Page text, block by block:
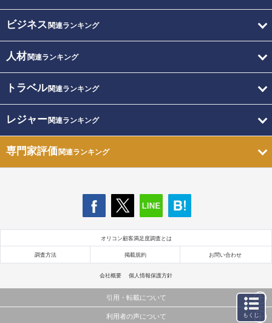
ビジネス 関連ランキング
人材関連ランキング
トラベル関連ランキング
レジャー関連ランキング
専門家評価関連ランキング
オリコン顧客満足度調査とは
調査方法 掲載規約 お問い合わせ
会社概要 個人情報保護方針
引用・転載について
当サイトで公開されている情報（文字、写真、イラスト、画像データ等）及びこれらの配置・
利用者の声について もくじ